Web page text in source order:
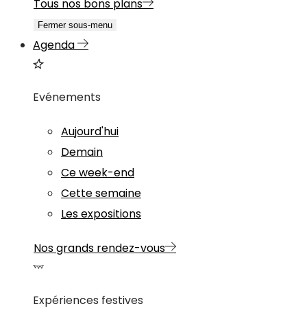
Tous nos bons plans
Fermer sous-menu
Agenda
Evénements
Aujourd'hui
Demain
Ce week-end
Cette semaine
Les expositions
Nos grands rendez-vous
Expériences festives